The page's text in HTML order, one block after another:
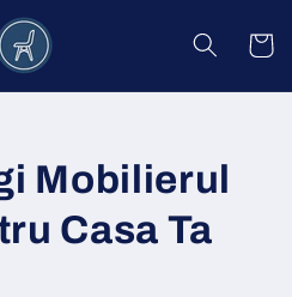
Coș
Mobilierul
Casa Ta